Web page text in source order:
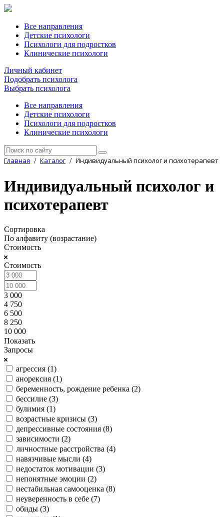
Все направления
Детские психологи
Психологи для подростков
Клинические психологи
Личный кабинет
Подобрать психолога
Выбрать психолога
Все направления
Детские психологи
Психологи для подростков
Клинические психологи
Главная / Каталог/ Индивидуальный психолог и психотерапевт
Индивидуальный психолог и
психотерапевт
Сортировка
По алфавиту (возрастание)
Стоимость
Стоимость
3 000
4 750
6 500
8 250
10 000
Показать
Запросы
агрессия (1)
анорексия (1)
беременность, рождение ребенка (2)
бессилие (3)
булимия (1)
возрастные кризисы (3)
депрессивные состояния (8)
зависимости (2)
личностные расстройства (4)
навязчивые мысли (4)
недостаток мотивации (3)
непонятные эмоции (2)
нестабильная самооценка (8)
неуверенность в себе (7)
обиды (3)